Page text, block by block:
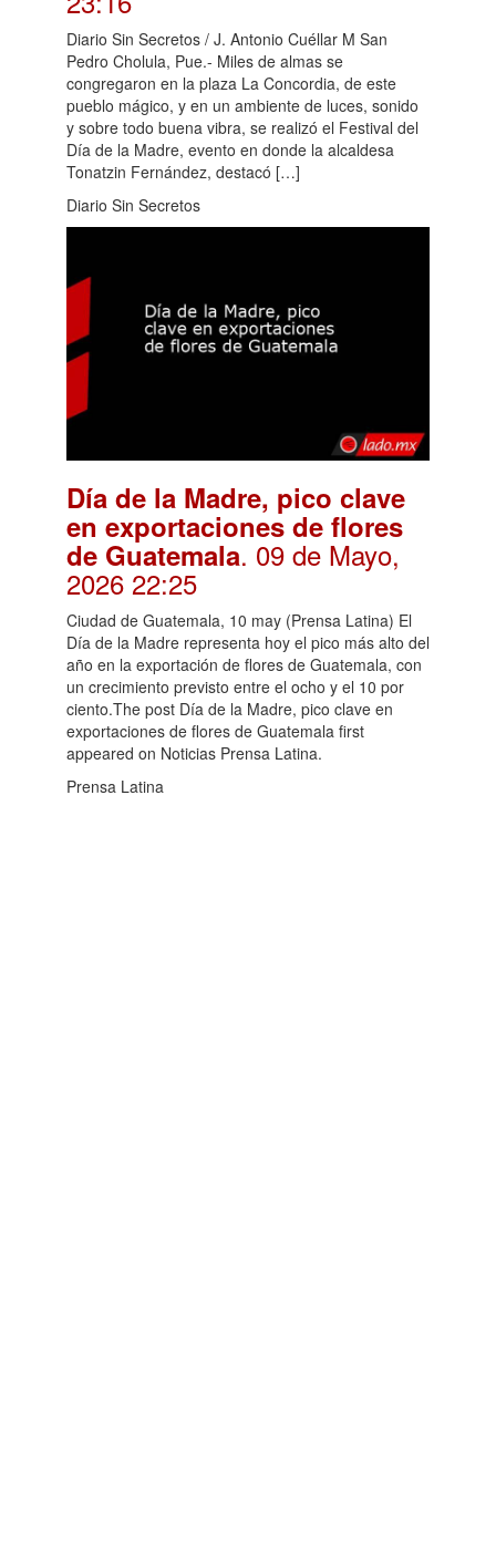
Diario Sin Secretos / J. Antonio Cuéllar M San
Pedro Cholula, Pue.- Miles de almas se
congregaron en la plaza La Concordia, de este
pueblo mágico, y en un ambiente de luces, sonido
y sobre todo buena vibra, se realizó el Festival del
Día de la Madre, evento en donde la alcaldesa
Tonatzin Fernández, destacó […]
Diario Sin Secretos
Día de la Madre, pico clave
en exportaciones de flores
de Guatemala. 09 de Mayo,
2026 22:25
Ciudad de Guatemala, 10 may (Prensa Latina) El
Día de la Madre representa hoy el pico más alto del
año en la exportación de flores de Guatemala, con
un crecimiento previsto entre el ocho y el 10 por
ciento.The post Día de la Madre, pico clave en
exportaciones de flores de Guatemala first
appeared on Noticias Prensa Latina.
Prensa Latina